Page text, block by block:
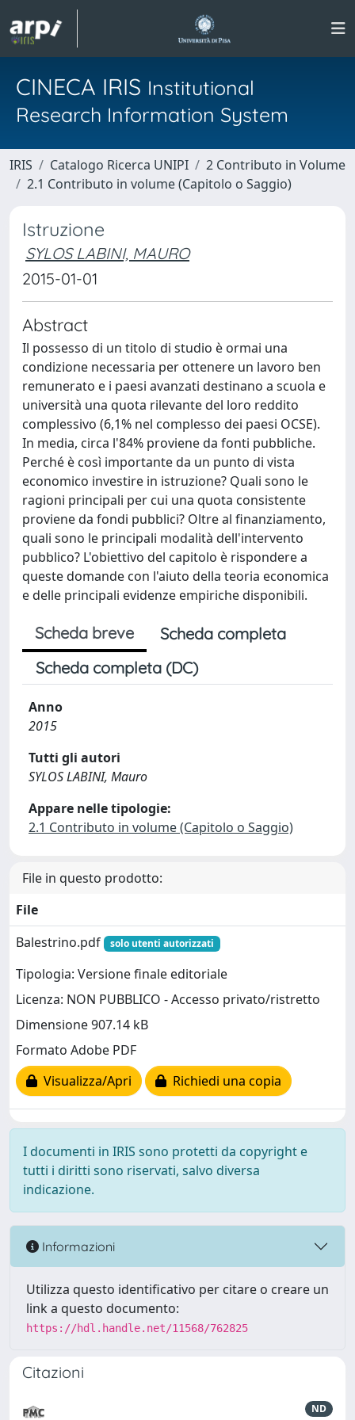
CINECA IRIS Institutional
Research Information System
IRIS Catalogo Ricerca UNIPI
2 Contributo in Volume
2.1 Contributo in volume (Capitolo o Saggio)
Istruzione
SYLOS LABINI, MAURO
2015-01-01
Abstract
Il possesso di un titolo di studio è ormai una
condizione necessaria per ottenere un lavoro ben
remunerato e i paesi avanzati destinano a scuola e
università una quota rilevante del loro reddito
complessivo (6,1% nel complesso dei paesi OCSE).
In media, circa l'84% proviene da fonti pubbliche.
Perché è così importante da un punto di vista
economico investire in istruzione? Quali sono le
ragioni principali per cui una quota consistente
proviene da fondi pubblici? Oltre al finanziamento,
quali sono le principali modalità dell'intervento
pubblico? L'obiettivo del capitolo è rispondere a
queste domande con l'aiuto della teoria economica
e delle principali evidenze empiriche disponibili.
Scheda breve
Scheda completa
Scheda completa (DC)
Anno
2015
Tutti gli autori
SYLOS LABINI, Mauro
Appare nelle tipologie:
2.1 Contributo in volume (Capitolo o Saggio)
File in questo prodotto:
File
Balestrino.pdf
solo utenti autorizzati
Tipologia: Versione finale editoriale
Licenza: NON PUBBLICO - Accesso privato/ristretto
Dimensione 907.14 kB
Formato Adobe PDF
Visualizza/Apri
Richiedi una copia
I documenti in IRIS sono protetti da copyright e
tutti i diritti sono riservati, salvo diversa
indicazione.
Informazioni
Utilizza questo identificativo per citare o creare un
link a questo documento:
https://hdl.handle.net/11568/762825
Citazioni
ND